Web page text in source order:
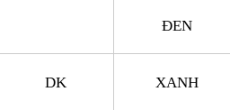
ĐEN
DK XANH